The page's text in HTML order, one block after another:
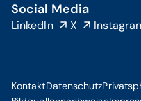
Social Media
LinkedIn X
KontaktDatenschutz